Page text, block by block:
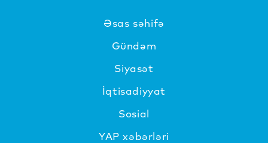
Əsas səhifə
Gündəm
Siyasət
İqtisadiyyat
Sosial
YAP xəbərləri